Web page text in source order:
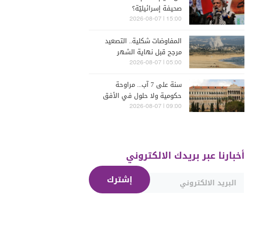
صحيفة إسرائيليّة؟
15:00 | 2026-08-07
المفاوضات شكلية.. التصعيد
مرجح قبل نهاية الشهر
05:00 | 2026-08-07
سنة على 7 آب... مراوحة
حكومية ولا حلول في الأفق
المنظور
09:00 | 2026-08-07
أخبارنا عبر بريدك الالكتروني
إشترك